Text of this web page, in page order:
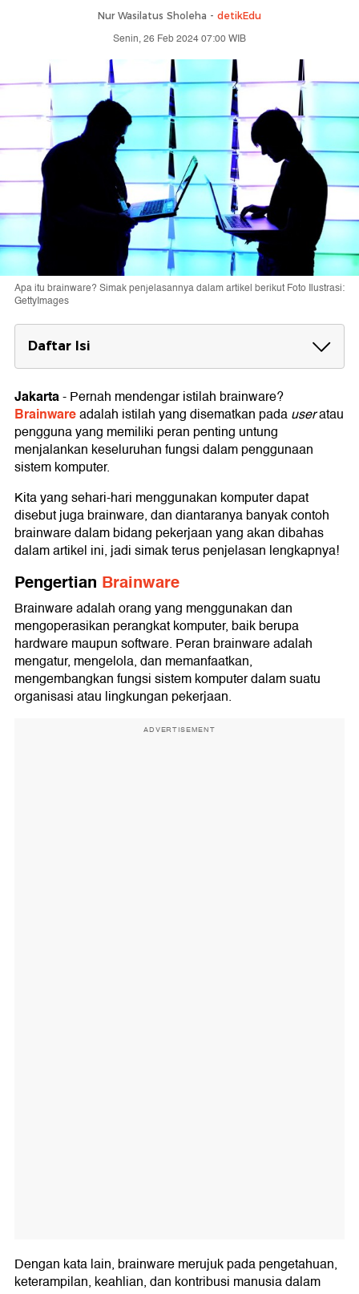
Nur Wasilatus Sholeha - detikEdu
Senin, 26 Feb 2024 07:00 WIB
Apa itu brainware? Simak penjelasannya dalam artikel berikut Foto Ilustrasi:
GettyImages
Daftar Isi
Pengertian Brainware
Jenis Brainware
1. Operator Komputer
2. Programmer
3. Teknisi
4. Konsultan
6. Graphic Designer
Contoh Penerapan Brainware
1. Netter (Pengguna internet)
2. Electronic Data Processing (EDP) Department
3. Network System
Jakarta-Pernah mendengar istilah brainware?
Brainwareadalah istilah yang disematkan padauseratau
pengguna yang memiliki peran penting untung
menjalankan keseluruhan fungsi dalam penggunaan
sistem komputer.
Kita yang sehari-hari menggunakan komputer dapat
disebut juga brainware, dan diantaranya banyak contoh
brainware dalam bidang pekerjaan yang akan dibahas
dalam artikel ini, jadi simak terus penjelasan lengkapnya!
Pengertian Brainware
Brainware adalah orang yang menggunakan dan
mengoperasikan perangkat komputer, baik berupa
hardware maupun software. Peran brainware adalah
mengatur, mengelola, dan memanfaatkan,
mengembangkan fungsi sistem komputer dalam suatu
organisasi atau lingkungan pekerjaan.
ADVERTISEMENT
Dengan kata lain, brainware merujuk pada pengetahuan,
keterampilan, keahlian, dan kontribusi manusia dalam